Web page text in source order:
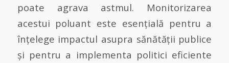
poate agrava astmul. Monitorizarea
acestui poluant este esențială pentru a
înțelege impactul asupra sănătății publice
și pentru a implementa politici eficiente